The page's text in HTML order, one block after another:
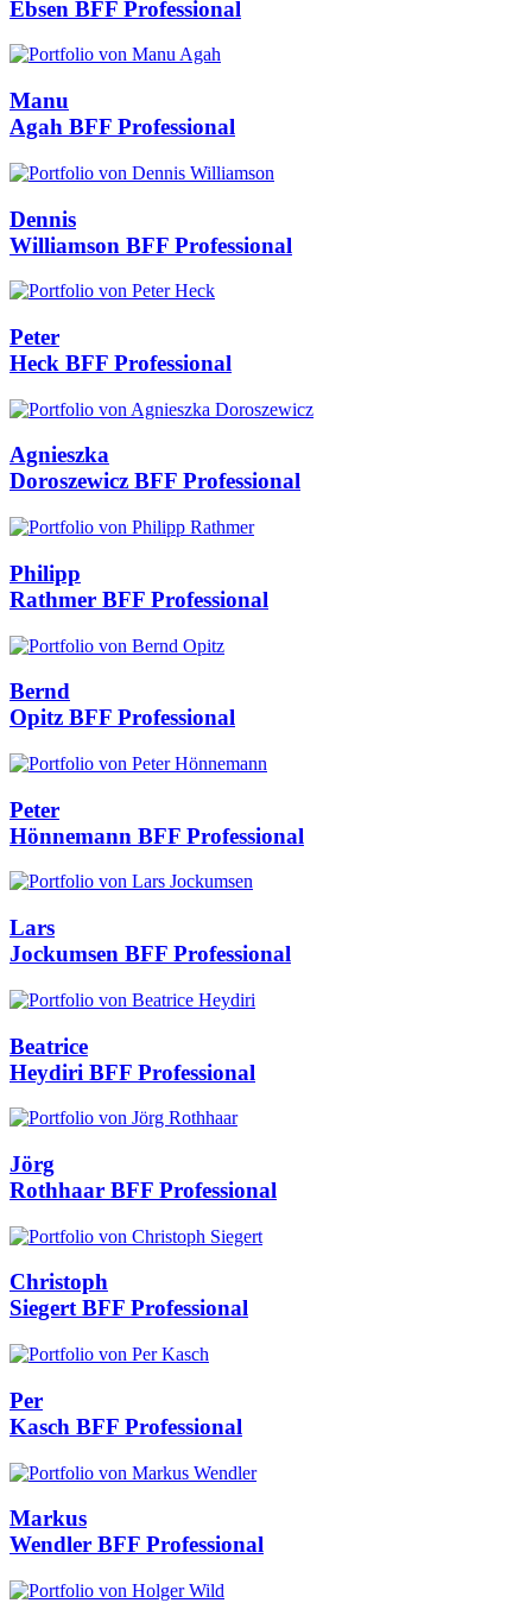
Ebsen BFF Professional
Manu
Agah BFF Professional
Dennis
Williamson BFF Professional
Peter
Heck BFF Professional
Agnieszka
Doroszewicz BFF Professional
Philipp
Rathmer BFF Professional
Bernd
Opitz BFF Professional
Peter
Hönnemann BFF Professional
Lars
Jockumsen BFF Professional
Beatrice
Heydiri BFF Professional
Jörg
Rothhaar BFF Professional
Christoph
SiegertBFF Professional
Per
Kasch BFF Professional
Markus
Wendler BFF Professional